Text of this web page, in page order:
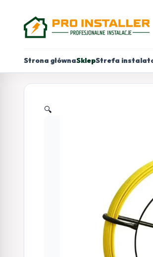
Strona głównaSklepStrefa
🔍